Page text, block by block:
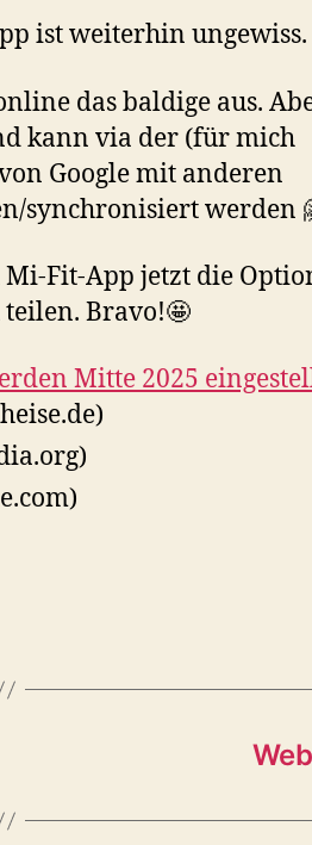
ist weiterhin ungewiss.
das baldige aus.
kann via der (für mich
Google mit anderen
synchronisiert werden
Fit-App jetzt die
Bravo!🤩
Mitte 2025